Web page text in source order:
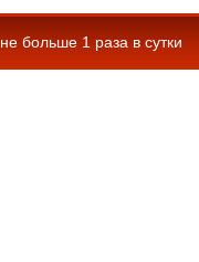
не больше 1 раза в сутки